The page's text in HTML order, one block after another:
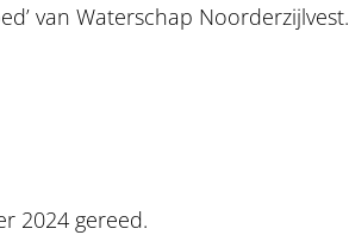
van Waterschap Noorderzijlvest.
2024 gereed.